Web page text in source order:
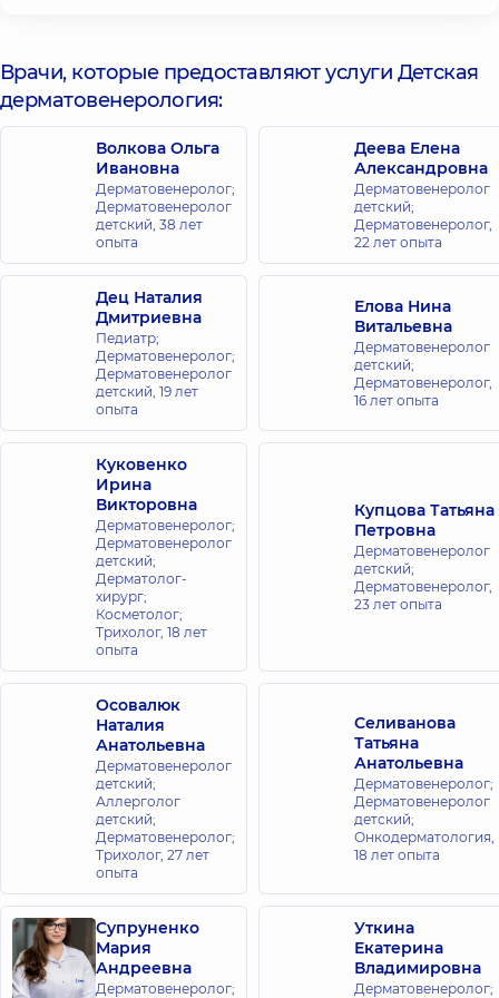
Коновальца
ул. Евгения
Коновальца
Медицинский
Центр
«Добробут»
для всей
семьи на
Олимпийской
ул.
Антоновича,
40, г. Киев
Медицинский
Центр
«Добробут» для
всей семьи в
ЖК
Новопечерские
Липки
ул. Андрея
Верхогляда,
16-А, г. Киев
Медицинский
Центр
«Добробут»
для всей
семьи на
Русановке
ул.
Энтузиастов
1/2, г. Киев
Медицинский
Центр
«Добробут»
для всей
Врачи, которые предоставляют услуги Детская
дерматовенерология:
Волкова Ольга
Ивановна
Дерматовенеролог;
Дерматовенеролог
детский, 38 лет
опыта
Деева Елена
Александровна
Дерматовенеролог
детский;
Дерматовенеролог,
22 лет опыта
Дец Наталия
Дмитриевна
Педиатр;
Дерматовенеролог;
Дерматовенеролог
детский, 19 лет
опыта
Елова Нина
Витальевна
Дерматовенеролог
детский;
Дерматовенеролог,
16 лет опыта
Куковенко
Ирина
Викторовна
Дерматовенеролог;
Дерматовенеролог
детский;
Дерматолог-
хирург;
Косметолог;
Трихолог, 18 лет
опыта
Купцова Татьяна
Петровна
Дерматовенеролог
детский;
Дерматовенеролог,
23 лет опыта
Осовалюк
Наталия
Анатольевна
Дерматовенеролог
детский;
Аллерголог
детский;
Дерматовенеролог;
Трихолог, 27 лет
опыта
Селиванова
Татьяна
Анатольевна
Дерматовенеролог;
Дерматовенеролог
детский;
Онкодерматология,
18 лет опыта
Супруненко
Мария
Андреевна
Дерматовенеролог;
Уткина
Екатерина
Владимировна
Дерматовенеролог;